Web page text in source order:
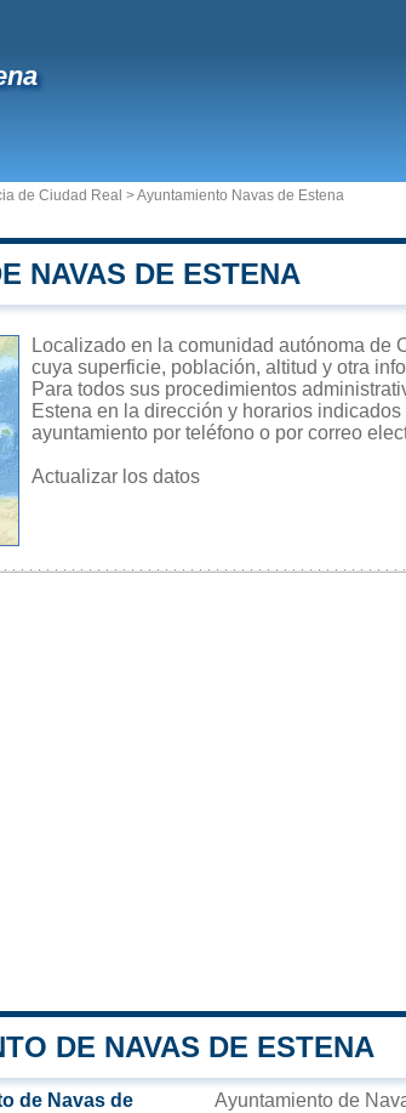
de Ciudad Real >Ayuntamiento Navas de Estena
NAVAS DE ESTENA
Localizado en la comunidad autónoma de
cuya superficie, población, altitud y otra
Para todos sus procedimientos
Estena en la dirección y horarios
ayuntamiento por teléfono o por correo
Actualizar los datos
DE NAVAS DE ESTENA
de Navas de
Ayuntamiento de